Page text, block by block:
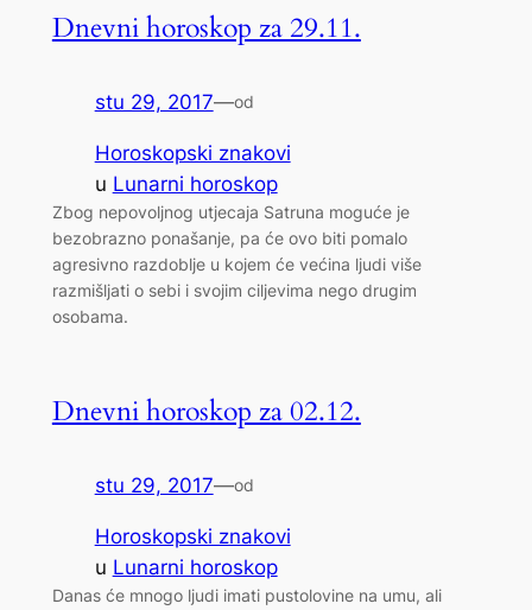
Dnevni horoskop za 29.11.
stu 29, 2017—od
Horoskopski znakovi
u Lunarni horoskop
Zbog nepovoljnog utjecaja Satruna moguće je
bezobrazno ponašanje, pa će ovo biti pomalo
agresivno razdoblje u kojem će većina ljudi više
razmišljati o sebi i svojim ciljevima nego drugim
osobama.
Dnevni horoskop za 02.12.
stu 29, 2017—od
Horoskopski znakovi
u Lunarni horoskop
Danas će mnogo ljudi imati pustolovine na umu, ali